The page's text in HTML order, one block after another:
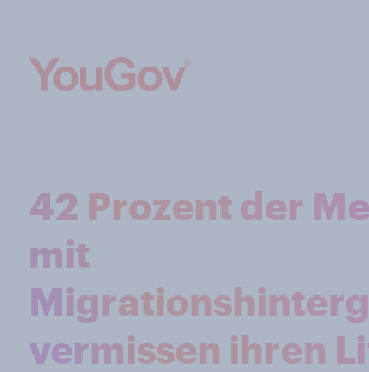
42 Prozent der
mit
vermissen ihren